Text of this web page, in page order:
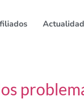
Actualidad